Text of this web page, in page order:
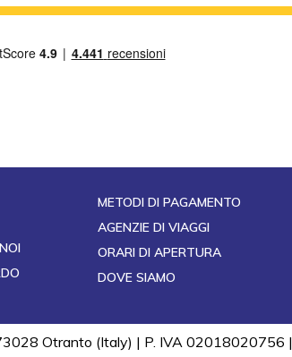
METODI DI PAGAMENTO
AGENZIE DI VIAGGI
ORARI DI APERTURA
DOVE SIAMO
Otranto (Italy) | P. IVA